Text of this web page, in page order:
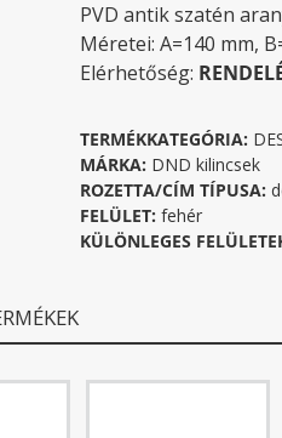
PVD antik szatén
Méretei: A=140 mm,
Elérhetőség:
TERMÉKKATEGÓRIA:
MÁRKA: DND kilincsek
ROZETTA/CÍM TÍPUSA:
FELÜLET: fehér
KÜLÖNLEGES